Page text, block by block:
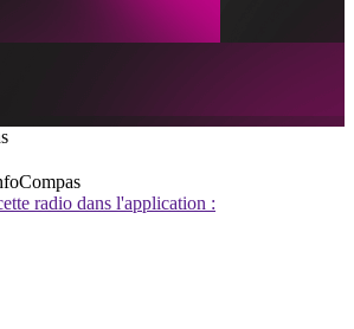
radio dans l'application :